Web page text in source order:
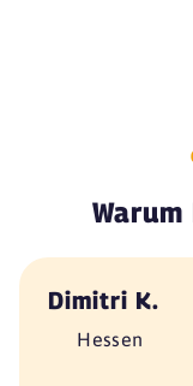
Dimitri K.
Hessen